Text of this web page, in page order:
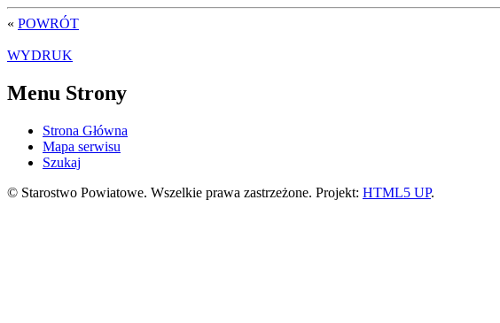
« POWRÓT
WYDRUK
Menu Strony
Strona Główna
Mapa serwisu
Szukaj
© Starostwo Powiatowe. Wszelkie prawa zastrzeżone. Projekt: HTML5 UP.